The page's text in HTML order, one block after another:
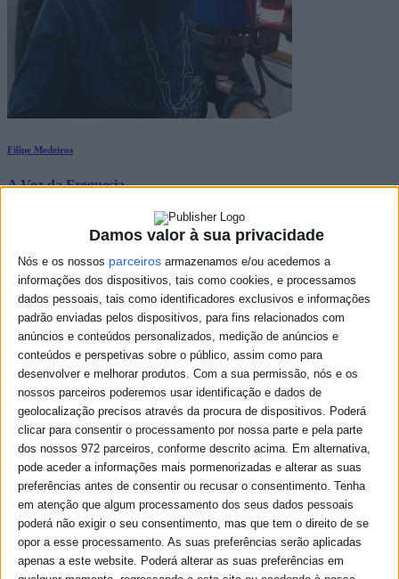
Damos valor à sua privacidade
Nós e os nossos parceiros armazenamos e/ou acedemos a
informações dos dispositivos, tais como cookies, e processamos
dados pessoais, tais como identificadores exclusivos e informações
padrão enviadas pelos dispositivos, para fins relacionados com
anúncios e conteúdos personalizados, medição de anúncios e
conteúdos e perspetivas sobre o público, assim como para
desenvolver e melhorar produtos. Com a sua permissão, nós e os
nossos parceiros poderemos usar identificação e dados de
geolocalização precisos através da procura de dispositivos. Poderá
clicar para consentir o processamento por nossa parte e pela parte
dos nossos 972 parceiros, conforme descrito acima. Em alternativa,
pode aceder a informações mais pormenorizadas e alterar as suas
preferências antes de consentir ou recusar o consentimento. Tenha
em atenção que algum processamento dos seus dados pessoais
poderá não exigir o seu consentimento, mas que tem o direito de se
opor a esse processamento. As suas preferências serão aplicadas
apenas a este website. Poderá alterar as suas preferências em
Filipe Medeiros
A Voz da Freguesia
Ao sábado, às 11h30, é emitido um programa de rádio da
responsabilidade editorial da Junta de Freguesia de Sines. “A Voz da
Freguesia” inclui entrevistas e informações sobre a atividade da
freguesia.
Programação
sábado 11:30
Podcast
Podcast - voz da freguesia 25/07/26
Podcast - voz da freguesia 18/07/26